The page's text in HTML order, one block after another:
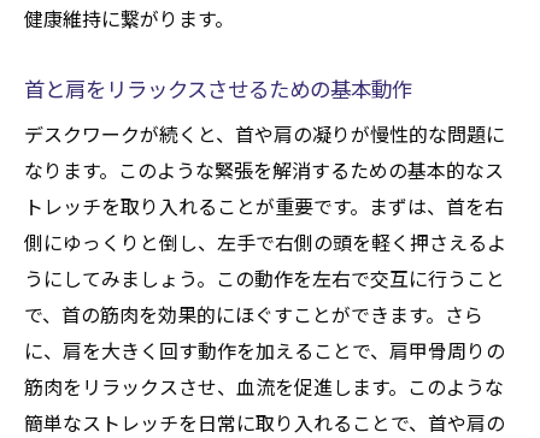
立ち上がって行う腰のストレッチ
簡単にできるストレッチで集中力を維持する方
法
脳を活性化させるストレッチの効果
仕事の合間に最適なリフレッシュストレッ
チ
集中力を切らさないためのストレッチ法
心身をリフレッシュするストレッチ習慣
デスクワークの合間に行う集中力アップス
トレッチ
健康維持に繋がります。
首と肩をリラックスさせるための基本動作
デスクワークが続くと、首や肩の凝りが慢性的な問題に
なります。このような緊張を解消するための基本的なス
トレッチを取り入れることが重要です。まずは、首を右
側にゆっくりと倒し、左手で右側の頭を軽く押さえるよ
うにしてみましょう。この動作を左右で交互に行うこと
で、首の筋肉を効果的にほぐすことができます。さら
に、肩を大きく回す動作を加えることで、肩甲骨周りの
筋肉をリラックスさせ、血流を促進します。このような
簡単なストレッチを日常に取り入れることで、首や肩の